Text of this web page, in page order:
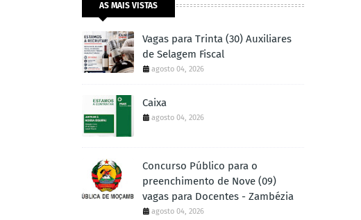
AS MAIS VISTAS
Vagas para Trinta (30) Auxiliares
de Selagem Fiscal
agosto 04, 2026
Caixa
agosto 04, 2026
Concurso Público para o
preenchimento de Nove (09)
vagas para Docentes - Zambézia
agosto 04, 2026